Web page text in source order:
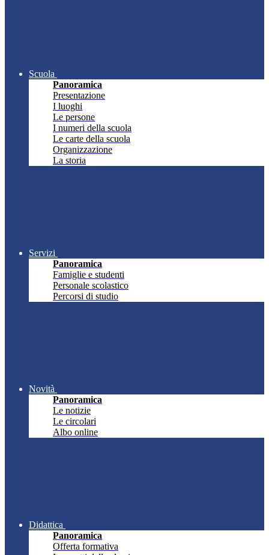
Scuola
Panoramica
Presentazione
I luoghi
Le persone
I numeri della scuola
Le carte della scuola
Organizzazione
La storia
Servizi
Panoramica
Famiglie e studenti
Personale scolastico
Percorsi di studio
Novità
Panoramica
Le notizie
Le circolari
Albo online
Didattica
Panoramica
Offerta formativa